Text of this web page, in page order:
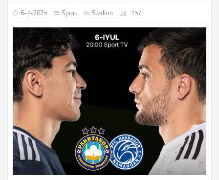
6-7-2025 Sport Stadion 157